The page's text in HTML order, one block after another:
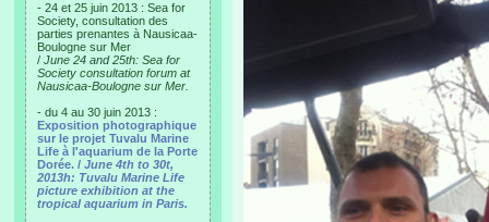
- 24 et 25 juin 2013 : Sea for
Society, consultation des
parties prenantes à Nausicaa-
Boulogne sur Mer
/ June 24 and 25th: Sea for
Society consultation forum at
Nausicaa-Boulogne sur Mer.
- du 4 au 30 juin 2013 :
Exposition photographique
sur le projet Tuvalu Marine
Life à l'aquarium de la Porte
Dorée. / June 4th to 30t,
2013h: Tuvalu Marine Life
picture exhibition at the
tropical aquarium in Paris.